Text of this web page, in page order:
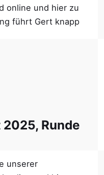
online und hier zu
führt Gert knapp
Runde
unserer